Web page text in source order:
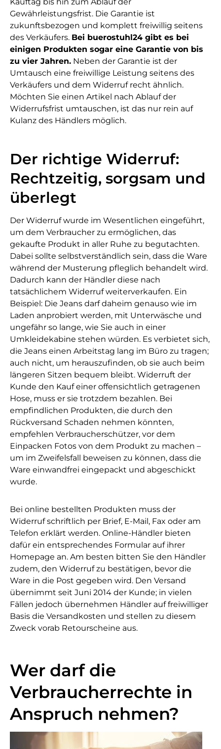
Kauftag bis hin zum Ablauf der
Gewährleistungsfrist. Die Garantie ist
zukunftsbezogen und komplett freiwillig seitens
des Verkäufers. Bei buerostuhl24 gibt es bei
einigen Produkten sogar eine Garantie von bis
zu vier Jahren. Neben der Garantie ist der
Umtausch eine freiwillige Leistung seitens des
Verkäufers und dem Widerruf recht ähnlich.
Möchten Sie einen Artikel nach Ablauf der
Widerrufsfrist umtauschen, ist das nur rein auf
Kulanz des Händlers möglich.
Der richtige Widerruf:
Rechtzeitig, sorgsam und
überlegt
Der Widerruf wurde im Wesentlichen eingeführt,
um dem Verbraucher zu ermöglichen, das
gekaufte Produkt in aller Ruhe zu begutachten.
Dabei sollte selbstverständlich sein, dass die Ware
während der Musterung pfleglich behandelt wird.
Dadurch kann der Händler diese nach
tatsächlichem Widerruf weiterverkaufen. Ein
Beispiel: Die Jeans darf daheim genauso wie im
Laden anprobiert werden, mit Unterwäsche und
ungefähr so lange, wie Sie auch in einer
Umkleidekabine stehen würden. Es verbietet sich,
die Jeans einen Arbeitstag lang im Büro zu tragen;
auch nicht, um herauszufinden, ob sie auch beim
längeren Sitzen bequem bleibt. Widerruft der
Kunde den Kauf einer offensichtlich getragenen
Hose, muss er sie trotzdem bezahlen. Bei
empfindlichen Produkten, die durch den
Rückversand Schaden nehmen könnten,
empfehlen Verbraucherschützer, vor dem
Einpacken Fotos von dem Produkt zu machen –
um im Zweifelsfall beweisen zu können, dass die
Ware einwandfrei eingepackt und abgeschickt
wurde.
Bei online bestellten Produkten muss der
Widerruf schriftlich per Brief, E-Mail, Fax oder am
Telefon erklärt werden. Online-Händler bieten
dafür ein entsprechendes Formular auf ihrer
Homepage an. Am besten bitten Sie den Händler
zudem, den Widerruf zu bestätigen, bevor die
Ware in die Post gegeben wird. Den Versand
übernimmt seit Juni 2014 der Kunde; in vielen
Fällen jedoch übernehmen Händler auf freiwilliger
Basis die Versandkosten und stellen zu diesem
Zweck vorab Retourscheine aus.
Wer darf die
Verbraucherrechte in
Anspruch nehmen?